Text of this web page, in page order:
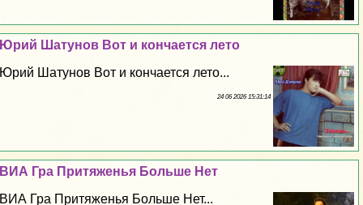
Юрий Шатунов Вот и кончается лето
Юрий Шатунов Вот и кончается лето...
24 06 2026 15:31:14
ВИА Гра Притяженья Больше Нет
ВИА Гра Притяженья Больше Нет...